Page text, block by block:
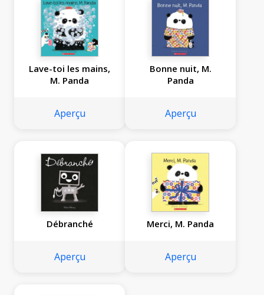
Lave-toi les mains,
M. Panda
Aperçu
Bonne nuit, M.
Panda
Aperçu
Débranché
Aperçu
Merci, M. Panda
Aperçu